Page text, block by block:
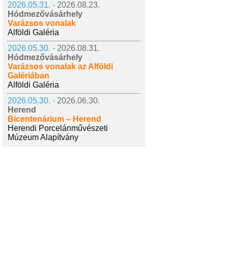
2026.05.31. - 2026.08.23.
Hódmezővásárhely
Varázsos vonalak
Alföldi Galéria
2026.05.30. - 2026.08.31.
Hódmezővásárhely
Varázsos vonalak az Alföldi
Galériában
Alföldi Galéria
2026.05.30. - 2026.06.30.
Herend
Bicentenárium – Herend
Herendi Porcelánművészeti
Múzeum Alapítvány